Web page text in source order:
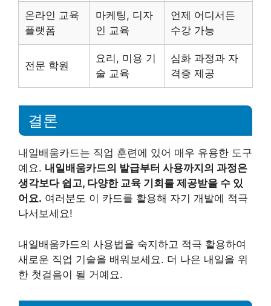
온라인 교육
플랫폼
마케팅, 디자
인 교육
언제 어디서든
수강 가능
전문 학원
요리, 미용 기
술 교육
심화 과정과 자
격증 제공
결론
내일배움카드는 직업 훈련에 있어 매우 유용한 도구
예요. 내일배움카드의 발급부터 사용까지의 과정은
생각보다 쉽고, 다양한 교육 기회를 제공받을 수 있
어요. 여러분도 이 카드를 활용해 자기 개발에 적극
나서보세요!
내일배움카드의 사용법을 숙지하고 적극 활용하여
새로운 직업 기술을 배워보세요. 더 나은 내일을 위
한 첫걸음이 될 거예요.